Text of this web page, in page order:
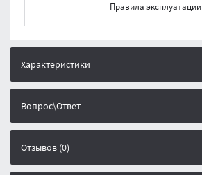
Правила эксплуатации
Характеристики
Вопрос\Ответ
Отзывов (0)